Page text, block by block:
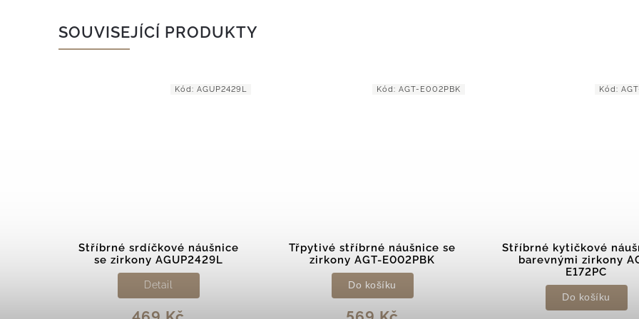
SOUVISEJÍCÍ PRODUKTY
Stříbrné srdíčkové náušnice
se zirkony AGUP2429L
Detail
Kód: AGUP2429L
Třpytivé stříbrné náušnice se
zirkony AGT-E002PBK
Do košíku
Kód: AGT-E002PBK
Stříbrné kytičkové
barevnými zirkony
E172PC
Do košíku
Kód: